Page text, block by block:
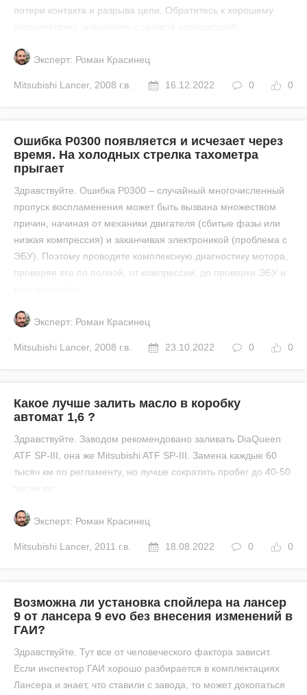
потери контакта и разрыва цепи. Обратитесь к хорошему
Эксперт: Роман Красинец
Mitsubishi Lancer, 2008 г.в. 16.12.2022 0 0
Ошибка Р0300 появляется и исчезает через
время. На холодных стрелка тахометра
прыгает
Здравствуйте. Ошибка Р0300 – случайный многочисленный
пропуск воспламенения может быть вызвана множеством
причин, начиная от механики двигателя (сбитые фазы или
низкая компрессия) и заканчивая электроникой (проблема с
ЭБУ). Поэтому проводите комплексную диагностику мотора,
проверяя его по полной, от компрессии, до проверки ЭБУ и
Эксперт: Роман Красинец
Mitsubishi Lancer, 2008 г.в. 23.10.2022 0 0
Какое лучше залить масло в коробку
автомат 1,6 ?
Здравствуйте. Заводом рекомендовано заливать DiaQueen
ATF SP-III, она же Mitsubishi ATF SP-III. Замена каждые 60
тысяч км по регламенту, но лучше сократить пробег до 40-50
Эксперт: Роман Красинец
Mitsubishi Lancer, 2011 г.в. 18.08.2022 0 0
Возможна ли установка спойлера на лансер
9 от лансера 9 evo без внесения изменений в
ГАИ?
Здравствуйте. Тут все от человеческого фактора зависит.
Если инспектор ГАИ хорошо разбирается в комплектациях
Лансера и знает, что ставили с завода, то может докопаться